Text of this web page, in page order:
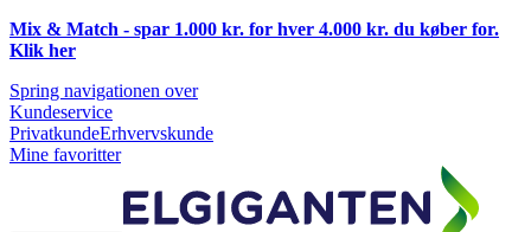
Mix & Match - spar 1.000 kr. for hver 4.000 kr. du køber for.
Klik her
Spring navigationen over
Kundeservice
PrivatkundeErhvervskunde
Mine favoritter